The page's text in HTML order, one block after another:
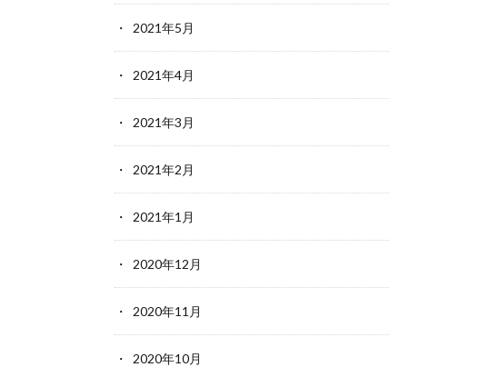
2021年5月
2021年4月
2021年3月
2021年2月
2021年1月
2020年12月
2020年11月
2020年10月